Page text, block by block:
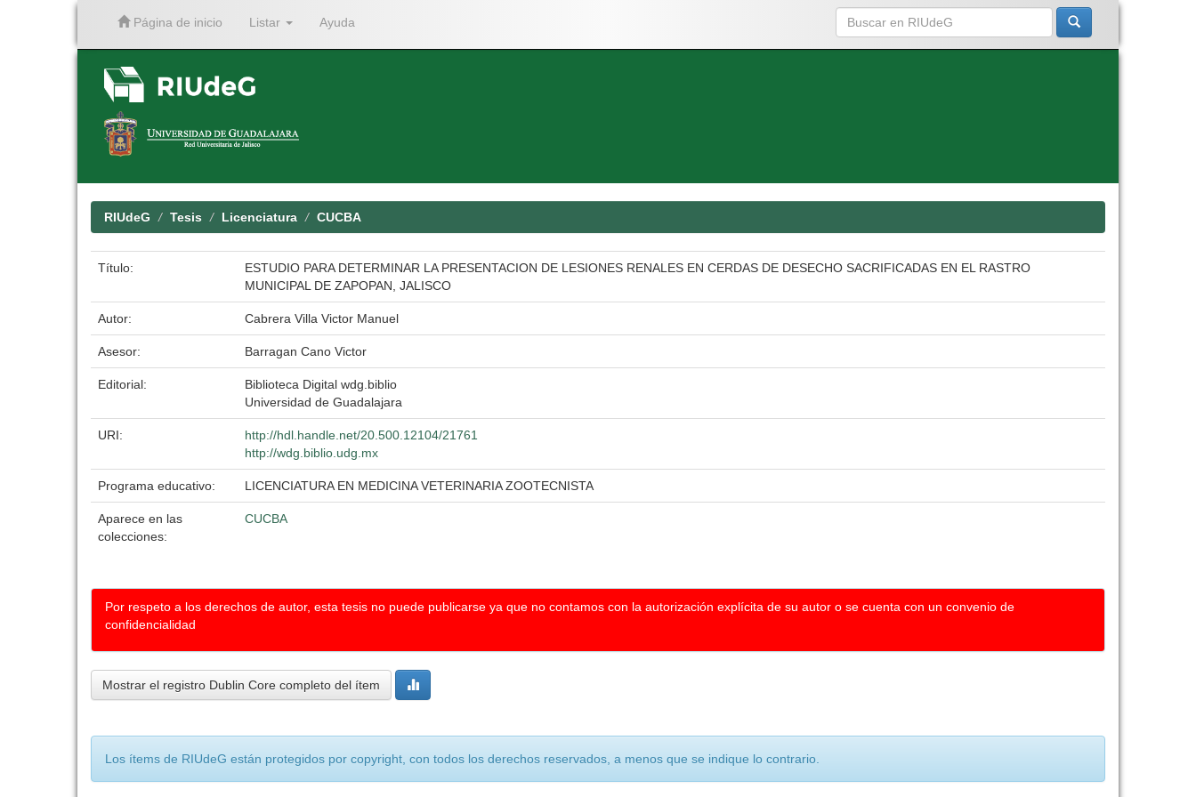
Página de inicio Listar Ayuda
RIUdeG Tesis Licenciatura CUCBA
Título:
ESTUDIO PARA DETERMINAR LA PRESENTACION DE LESIONES RENALES EN CERDAS DE DESECHO SACRIFICADAS EN EL RASTRO
MUNICIPAL DE ZAPOPAN, JALISCO
Autor: Cabrera Villa Victor Manuel
Asesor: Barragan Cano Victor
Editorial:
Biblioteca Digital wdg.biblio
Universidad de Guadalajara
URI:
http://hdl.handle.net/20.500.12104/21761
http://wdg.biblio.udg.mx
Programa educativo: LICENCIATURA EN MEDICINA VETERINARIA ZOOTECNISTA
Aparece en las
colecciones:
CUCBA
Por respeto a los derechos de autor, esta tesis no puede publicarse ya que no contamos con la autorización explícita de su autor o se cuenta con un convenio de
confidencialidad
Mostrar el registro Dublin Core completo del ítem
Los ítems de RIUdeG están protegidos por copyright, con todos los derechos reservados, a menos que se indique lo contrario.